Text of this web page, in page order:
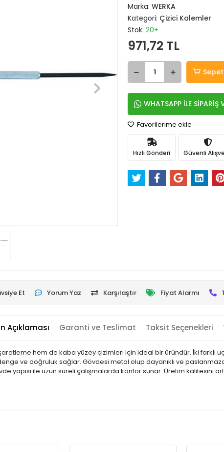
Marka: WERKA
Kategori: Çizici Kalemler
Stok: 20+
971,72 TL
WHATSAPP İLE SİPARİŞ
Favorilerime ekle
Hızlı Gönderi Güvenli
Et Yorum Yaz Karşılaştır Fiyat Alarmı
Açıklaması Garanti ve Teslimat Taksit Seçenekleri
hem de kaba yüzey çizimleri için ideal bir üründür. İki farklı uç
ve doğruluk sağlar. Gövdesi metal olup dayanıklı ve
yapısı ile uzun süreli çalışmalarda konfor sunar. Üretim kalitesini